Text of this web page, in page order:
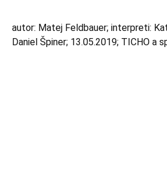
autor: Matej Feldbauer; interpreti:
Daniel Špiner; 13.05.2019; TICHO a